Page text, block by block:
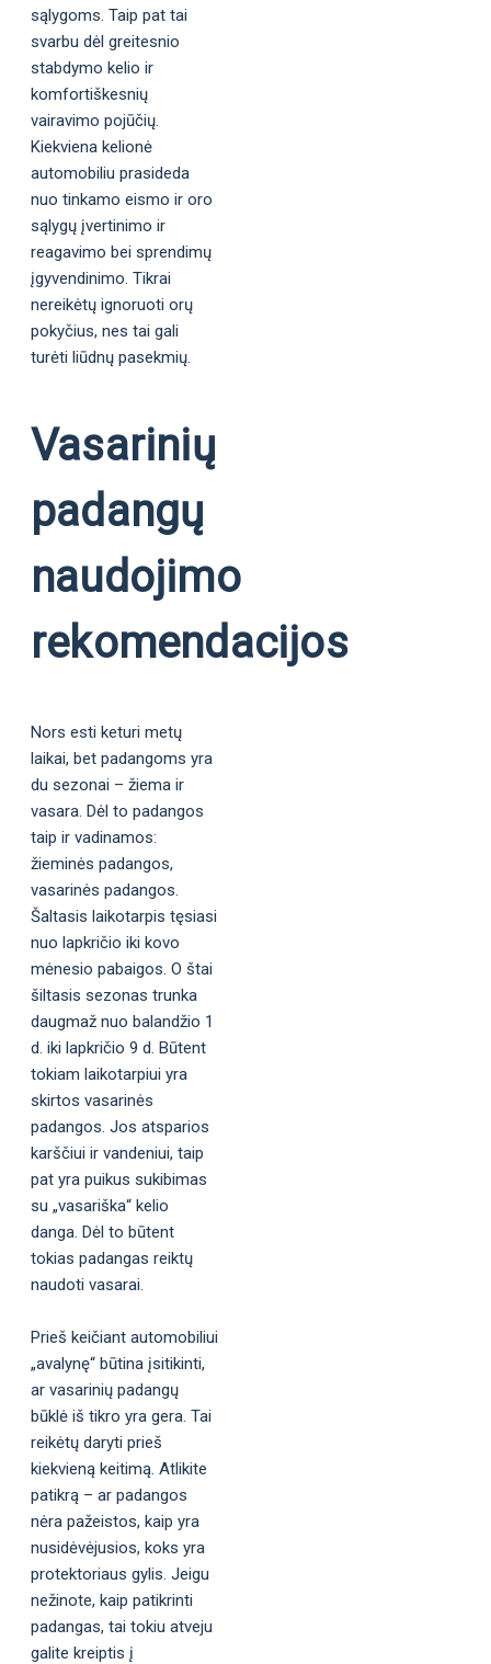
sąlygoms. Taip pat tai
svarbu dėl greitesnio
stabdymo kelio ir
komfortiškesnių
vairavimo pojūčių.
Kiekviena kelionė
automobiliu prasideda
nuo tinkamo eismo ir oro
sąlygų įvertinimo ir
reagavimo bei sprendimų
įgyvendinimo. Tikrai
nereikėtų ignoruoti orų
pokyčius, nes tai gali
turėti liūdnų pasekmių.
Vasarinių
padangų
naudojimo
rekomendacijos
Nors esti keturi metų
laikai, bet padangoms yra
du sezonai – žiema ir
vasara. Dėl to padangos
taip ir vadinamos:
žieminės padangos,
vasarinės padangos.
Šaltasis laikotarpis tęsiasi
nuo lapkričio iki kovo
mėnesio pabaigos. O štai
šiltasis sezonas trunka
daugmaž nuo balandžio 1
d. iki lapkričio 9 d. Būtent
tokiam laikotarpiui yra
skirtos vasarinės
padangos. Jos atsparios
karščiui ir vandeniui, taip
pat yra puikus sukibimas
su „vasariška“ kelio
danga. Dėl to būtent
tokias padangas reiktų
naudoti vasarai.
Prieš keičiant automobiliui
„avalynę“ būtina įsitikinti,
ar vasarinių padangų
būklė iš tikro yra gera. Tai
reikėtų daryti prieš
kiekvieną keitimą. Atlikite
patikrą – ar padangos
nėra pažeistos, kaip yra
nusidėvėjusios, koks yra
protektoriaus gylis. Jeigu
nežinote, kaip patikrinti
padangas, tai tokiu atveju
galite kreiptis į